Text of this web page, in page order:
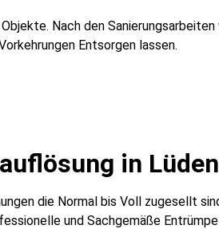
Nach den
Entsorgen lassen.
in
die Normal bis Voll zugesellt
und Sachgemäße